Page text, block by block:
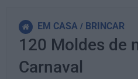
EM CASA BRINCAR
120 Moldes de
Carnaval